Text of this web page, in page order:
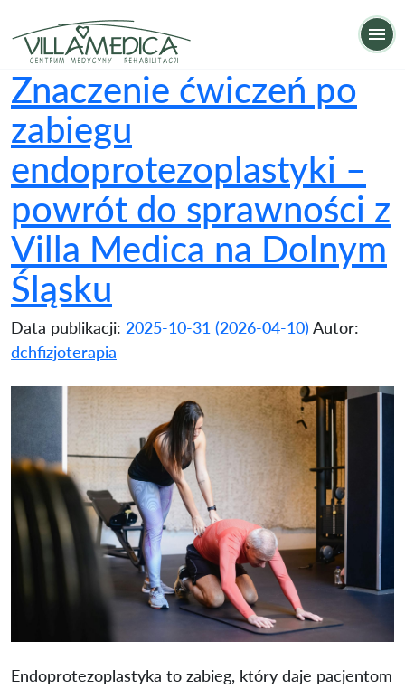
Znaczenie ćwiczeń po zabiegu
Znaczenie ćwiczeń po
zabiegu
endoprotezoplastyki –
powrót do sprawności z
Villa Medica na Dolnym
Śląsku
Data publikacji: 2025-10-31 (2026-04-10) Autor:
dchfizjoterapia
Endoprotezoplastyka to zabieg, który daje pacjentom